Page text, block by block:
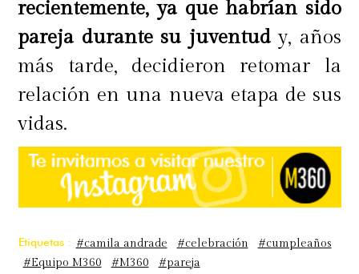
recientemente, ya que habrían sido
pareja durante su juventudy, años
más tarde, decidieron retomar la
relación en una nueva etapa de sus
vidas.
Etiquetas : #camila andrade #celebración
#cumpleaños
#Equipo M360
#M360 #pareja